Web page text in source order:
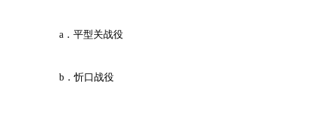
a．平型关战役
b．忻口战役